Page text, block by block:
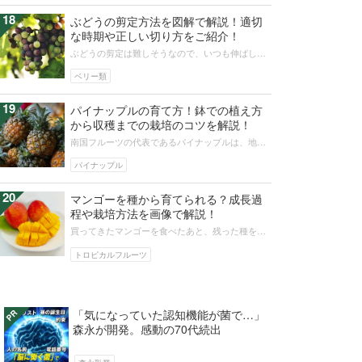
18
ベリー類
ぶどうの剪定方法を図解で解説！適切
な時期や正しい切り方をご紹介！
ぶどうの剪定は難しそうなので、いつも伸ばしっ
しい剪定を覚えると、秋にはおいしい...
19
パイナップル
パイナップルの育て方！鉢での植え方
から収穫までの栽培のコツを解説！
南国フルーツの代表であるパイナップルは、地植
そこで初めてのパイナップル栽培でも...
20
トロピカルフルーツ
マンゴーを種から育てられる？成長過
程や栽培方法を画像で解説！
買ってきたマンゴーを食べたあと、残った種を育
ンゴーといえば苗が一般的ですが、家...
「気になっていた認知機能が菌で…」
森永が開発。感動の70代続出